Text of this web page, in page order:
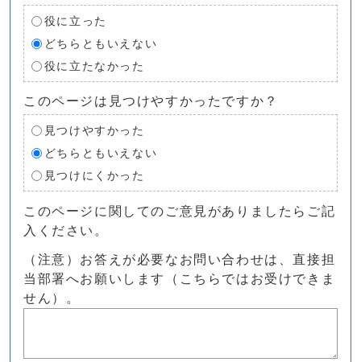
役に立った
どちらともいえない
役に立たなかった
このページは見つけやすかったですか？
見つけやすかった
どちらともいえない
見つけにくかった
このページに関してのご意見がありましたらご記
入ください。
（注意）お答えが必要なお問い合わせは、直接担
当部署へお願いします（こちらではお受けできま
せん）。